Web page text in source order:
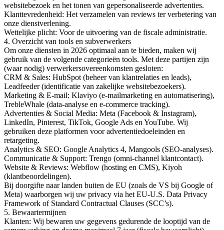
websitebezoek en het tonen van gepersonaliseerde advertenties.
Klanttevredenheid: Het verzamelen van reviews ter verbetering van
onze dienstverlening.
Wettelijke plicht: Voor de uitvoering van de fiscale administratie.
4. Overzicht van tools en subverwerkers
Om onze diensten in 2026 optimaal aan te bieden, maken wij
gebruik van de volgende categorieën tools. Met deze partijen zijn
(waar nodig) verwerkersovereenkomsten gesloten:
CRM & Sales: HubSpot (beheer van klantrelaties en leads),
Leadfeeder (identificatie van zakelijke websitebezoekers).
Marketing & E-mail: Klaviyo (e-mailmarketing en automatisering),
TrebleWhale (data-analyse en e-commerce tracking).
Advertenties & Social Media: Meta (Facebook & Instagram),
LinkedIn, Pinterest, TikTok, Google Ads en YouTube. Wij
gebruiken deze platformen voor advertentiedoeleinden en
retargeting.
Analytics & SEO: Google Analytics 4, Mangools (SEO-analyses).
Communicatie & Support: Trengo (omni-channel klantcontact).
Website & Reviews: Webflow (hosting en CMS), Kiyoh
(klantbeoordelingen).
Bij doorgifte naar landen buiten de EU (zoals de VS bij Google of
Meta) waarborgen wij uw privacy via het EU-U.S. Data Privacy
Framework of Standard Contractual Clauses (SCC’s).
5. Bewaartermijnen
Klanten: Wij bewaren uw gegevens gedurende de looptijd van de